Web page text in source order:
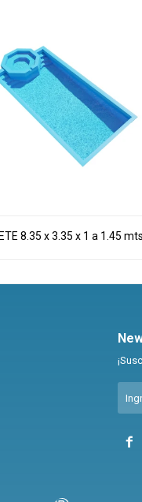
8.35 x 3.35 x 1 a 1.45 mts
